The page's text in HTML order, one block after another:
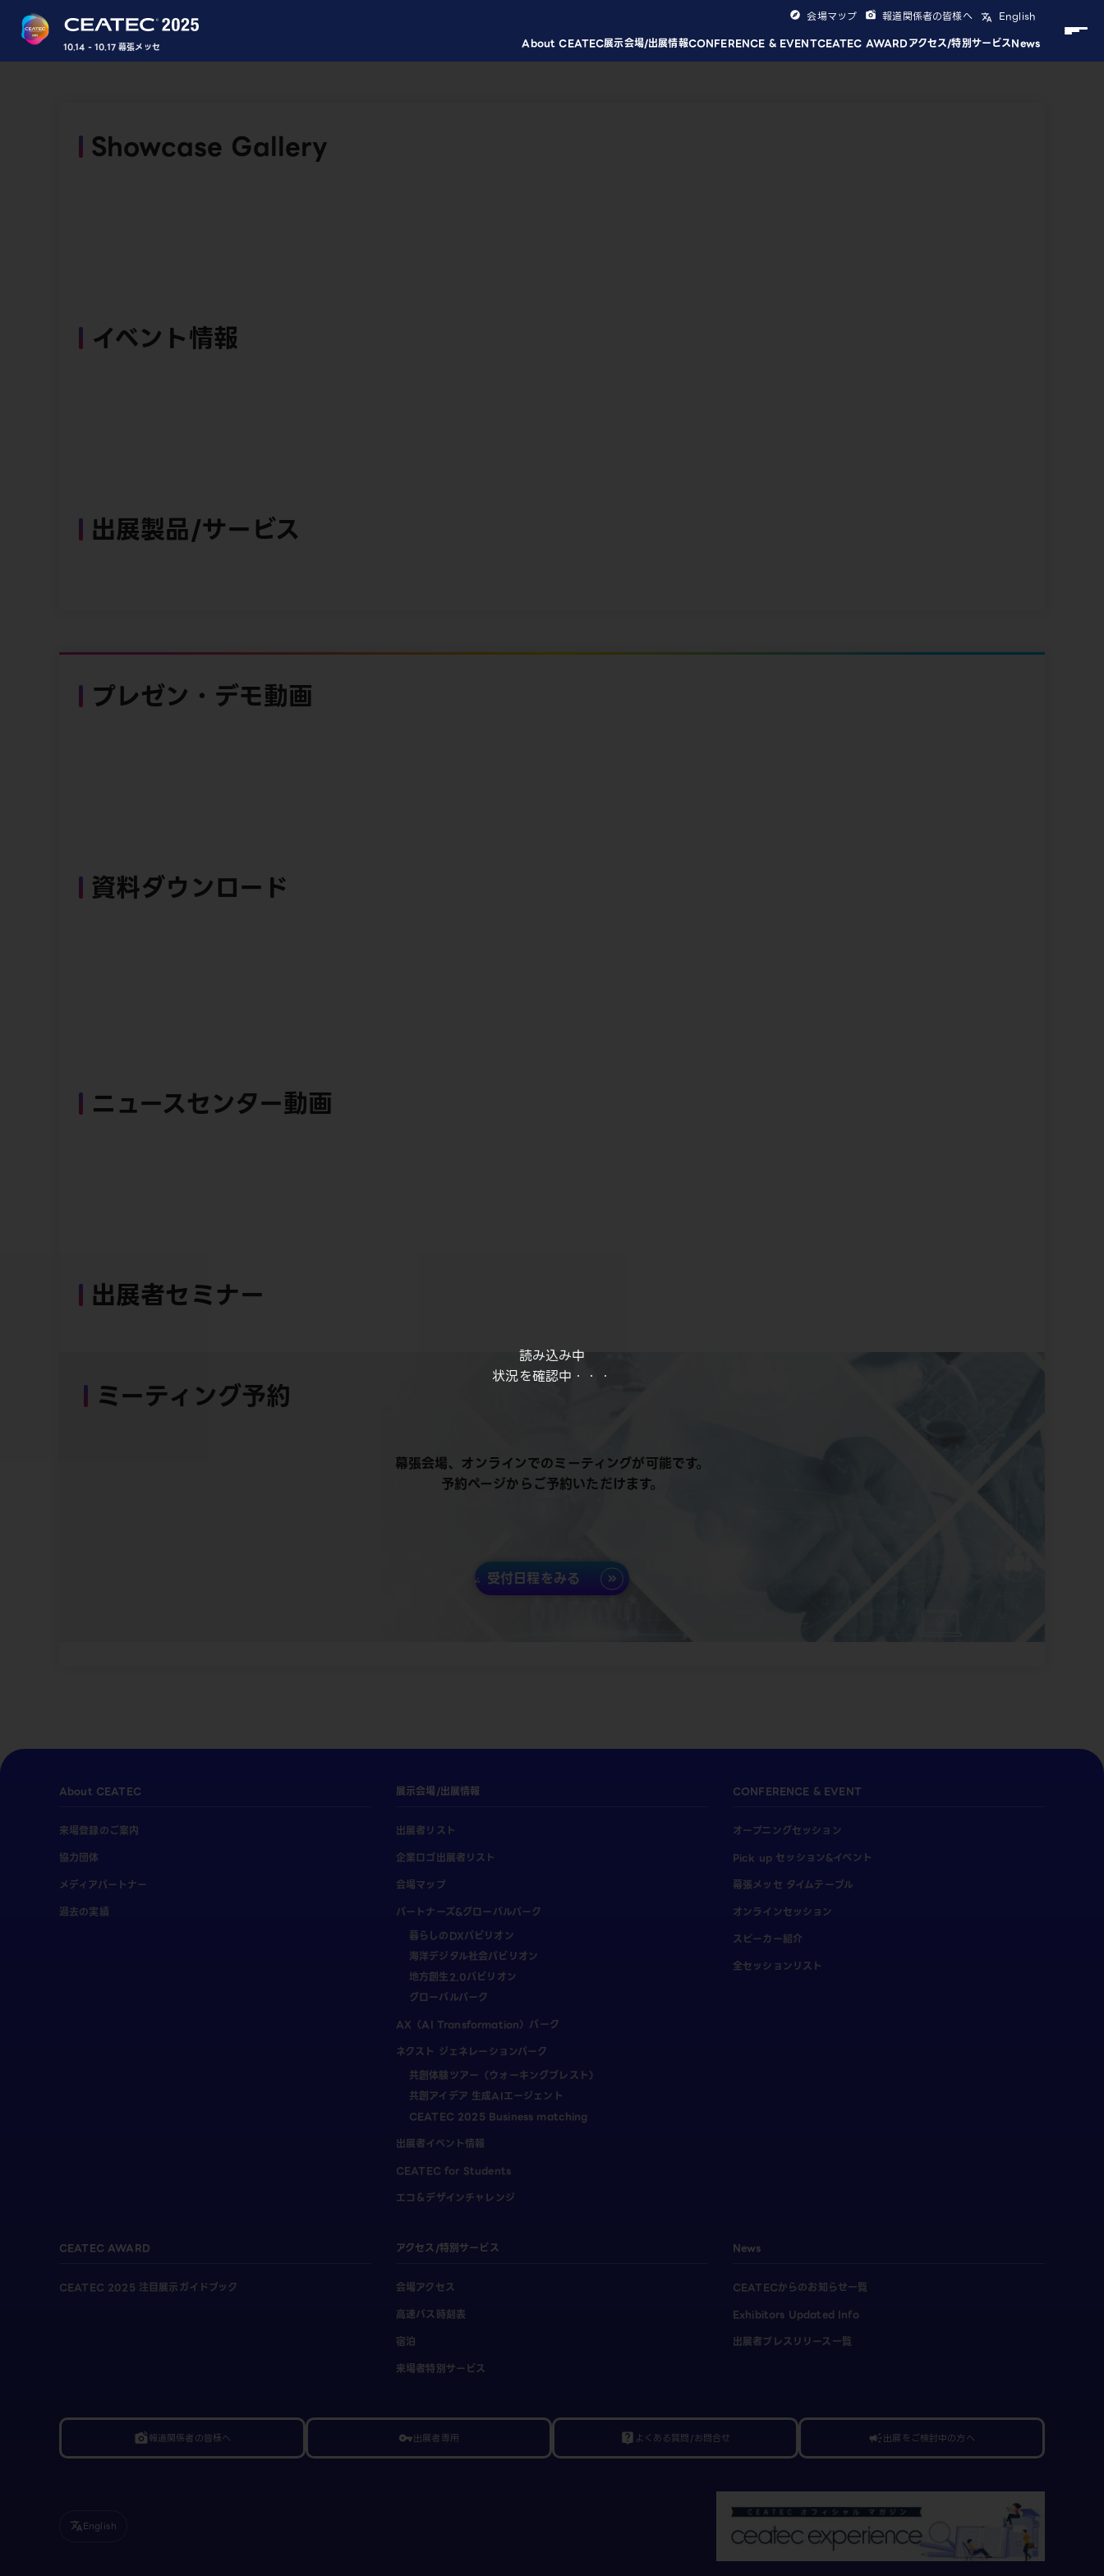
読み込み中
状況を確認中・・・
10.14 - 10.17 幕張メッセ About CEATEC展示会場/出展情報CONFERENCE & EVENTCEATEC AWARDアクセス/特別サービスNews
会場マップ 報道関係者の皆様へ English
Showcase Gallery
イベント情報
出展製品/サービス
プレゼン・デモ動画
資料ダウンロード
ニュースセンター動画
出展者セミナー
ミーティング予約
幕張会場、オンラインでのミーティングが可能です。
予約ページからご予約いただけます。
受付日程をみる
About CEATEC
来場登録のご案内
協力団体
メディアパートナー
過去の実績
展示会場/出展情報
出展者リスト
企業ロゴ出展者リスト
会場マップ
パートナーズ&グローバルパーク
暮らしのDXパビリオン
海洋デジタル社会パビリオン
地方創生2.0パビリオン
グローバルパーク
AX（AI Transformation）パーク
ネクスト ジェネレーションパーク
共創体験ツアー（ウォーキングブレスト）
共創アイデア 生成AIエージェント
CEATEC 2025 Business matching
出展者イベント情報
CEATEC for Students
エコ＆デザインチャレンジ
CONFERENCE & EVENT
オープニングセッション
Pick up セッション&イベント
幕張メッセ タイムテーブル
オンラインセッション
スピーカー紹介
全セッションリスト
CEATEC AWARD
CEATEC 2025 注目展示ガイドブック
アクセス/特別サービス
会場アクセス
高速バス時刻表
宿泊
来場者特別サービス
News
CEATECからのお知らせ一覧
Exhibitors Updated Info
出展者プレスリリース一覧
linked_camera報道関係者の皆様へ vpn_key出展者専用 live_help よくある質問/お問合せ campaign出展をご検討中の方へ
translateEnglish